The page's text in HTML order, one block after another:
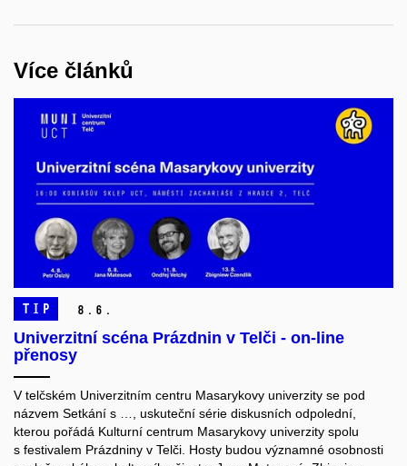
Více článků
TIP 8. 6.
Univerzitní scéna Prázdnin v Telči - on-line
přenosy
V telčském Univerzitním centru Masarykovy univerzity se pod
názvem Setkání s …, uskuteční série diskusních odpolední,
kterou pořádá Kulturní centrum Masarykovy univerzity spolu
s festivalem Prázdniny v Telči. Hosty budou významné osobnosti